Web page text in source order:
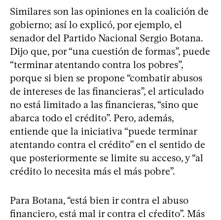
Similares son las opiniones en la coalición de
gobierno; así lo explicó, por ejemplo, el
senador del Partido Nacional Sergio Botana.
Dijo que, por “una cuestión de formas”, puede
“terminar atentando contra los pobres”,
porque si bien se propone “combatir abusos
de intereses de las financieras”, el articulado
no está limitado a las financieras, “sino que
abarca todo el crédito”. Pero, además,
entiende que la iniciativa “puede terminar
atentando contra el crédito” en el sentido de
que posteriormente se limite su acceso, y “al
crédito lo necesita más el más pobre”.
Para Botana, “está bien ir contra el abuso
financiero, está mal ir contra el cŕedito”. Más